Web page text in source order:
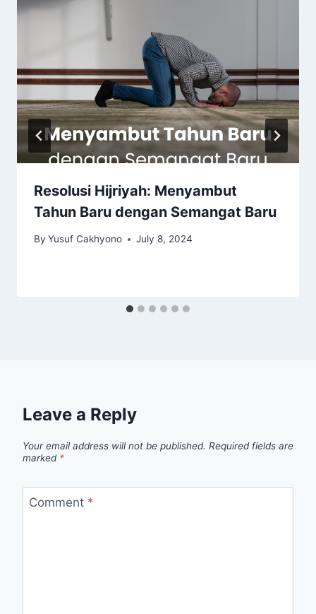
Resolusi Hijriyah: Menyambut
Tahun Baru dengan Semangat Baru
By Yusuf Cakhyono July 8, 2024
Leave a Reply
Your email address will not be published. Required fields are
marked *
Comment *